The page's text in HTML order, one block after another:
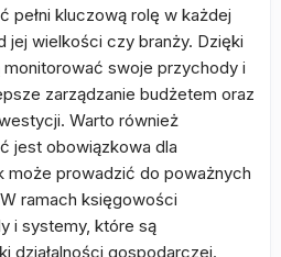
pełni kluczową rolę w każdej
jej wielkości czy branży. Dzięki
swoje przychody i
zarządzanie budżetem oraz
Warto również
jest obowiązkowa dla
może prowadzić do poważnych
ramach księgowości
i systemy, które są
działalności gospodarczej.